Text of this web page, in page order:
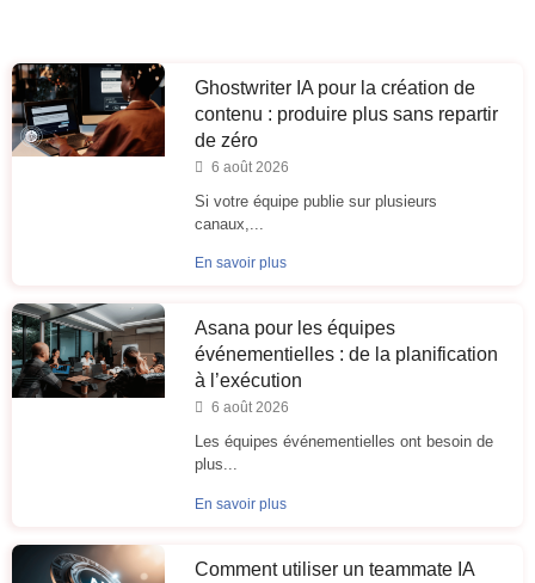
Ghostwriter IA pour la création de
contenu : produire plus sans repartir
de zéro
6 août 2026
Si votre équipe publie sur plusieurs
canaux,...
En savoir plus
Asana pour les équipes
événementielles : de la planification
à l’exécution
6 août 2026
Les équipes événementielles ont besoin de
plus...
En savoir plus
Comment utiliser un teammate IA